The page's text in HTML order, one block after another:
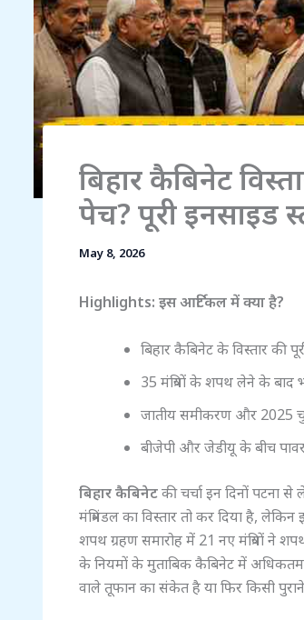
बिहार कैबिनेट
पेच? पूरी इनसाइड
May 8, 2026
Highlights: इस आर्टिकल में क्या है?
बिहार कैबिनेट के विस्तार की
35 मंत्रियों के शपथ लेने के बाद
जातीय समीकरण और 2025
बीजेपी और जेडीयू के बीच पावर
बिहार कैबिनेटकी चर्चा इन दिनों पटना
मंत्रिमंडल का विस्तार तो कर दिया है,
शपथ ग्रहण समारोह में 21 नए मंत्रियों ने
के नियमों के मुताबिक कैबिनेट में अधिकतम
वाले तूफान का संकेत है या फिर किसी पुराने